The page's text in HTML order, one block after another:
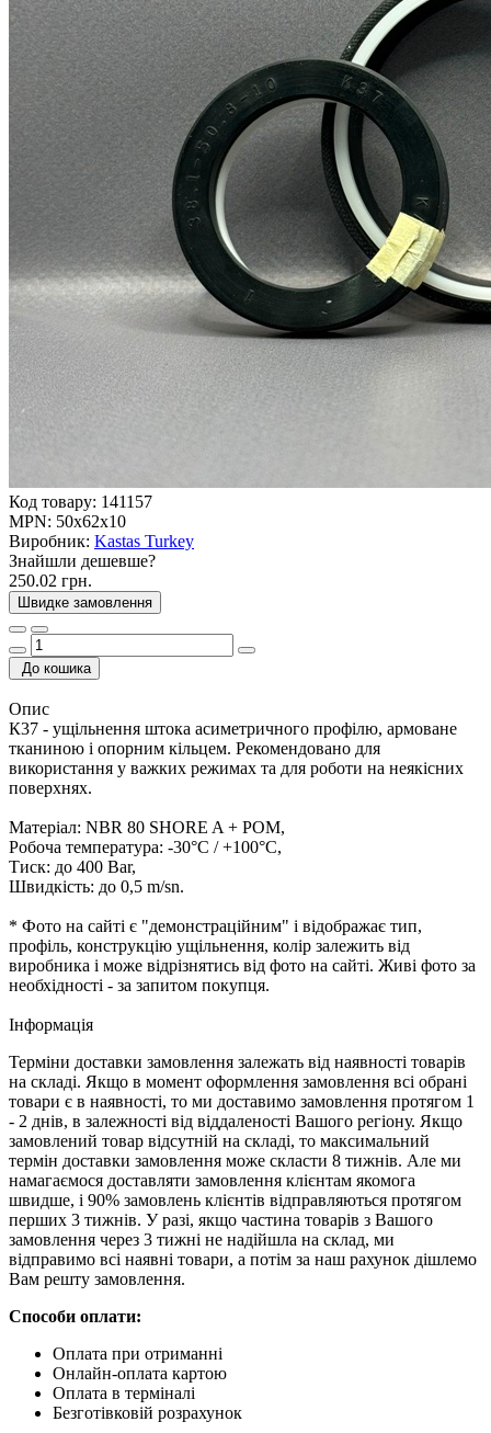
Код товару: 141157
MPN: 50x62x10
Виробник: Kastas Turkey
Знайшли дешевше?
250.02 грн.
Швидке замовлення
До кошика
Опис
К37 - ущільнення штока асиметричного профілю, армоване
тканиною і опорним кільцем. Рекомендовано для
використання у важких режимах та для роботи на неякісних
поверхнях.
Матеріал: NBR 80 SHORE A + POM,
Робоча температура: -30°C / +100°C,
Тиск: до 400 Bar,
Швидкість: до 0,5 m/sn.
* Фото на сайті є "демонстраційним" і відображає тип,
профіль, конструкцію ущільнення, колір залежить від
виробника і може відрізнятись від фото на сайті. Живі фото за
необхідності - за запитом покупця.
Iнформація
Терміни доставки замовлення залежать від наявності товарів
на складі. Якщо в момент оформлення замовлення всі обрані
товари є в наявності, то ми доставимо замовлення протягом 1
- 2 днів, в залежності від віддаленості Вашого регіону. Якщо
замовлений товар відсутній на складі, то максимальний
термін доставки замовлення може скласти 8 тижнів. Але ми
намагаємося доставляти замовлення клієнтам якомога
швидше, і 90% замовлень клієнтів відправляються протягом
перших 3 тижнів. У разі, якщо частина товарів з Вашого
замовлення через 3 тижні не надійшла на склад, ми
відправимо всі наявні товари, а потім за наш рахунок дішлемо
Вам решту замовлення.
Способи оплати:
Оплата при отриманні
Онлайн-оплата картою
Оплата в терміналі
Безготівковій розрахунок